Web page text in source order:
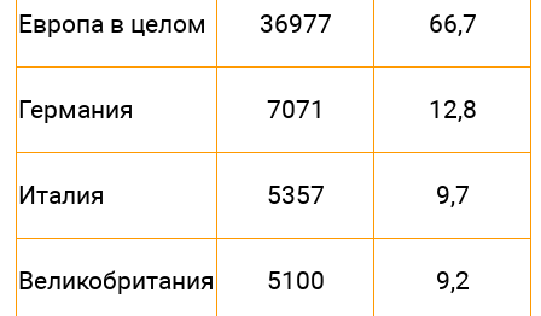
Европа в целом 36977 66,7
Германия 7071 12,8
Италия 5357 9,7
Великобритания 5100 9,2